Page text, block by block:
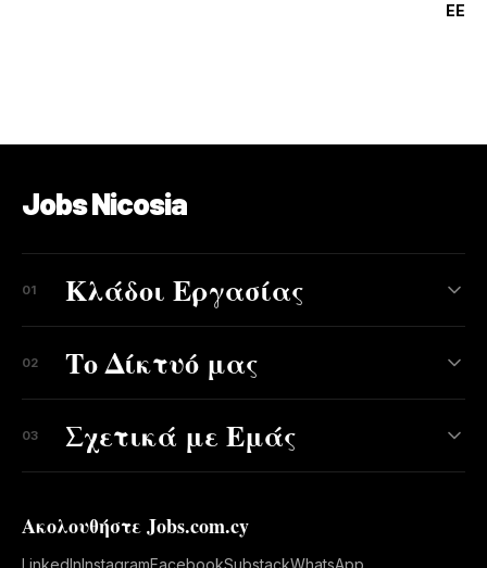
ΕΕ
Jobs Nicosia
01 Κλάδοι Εργασίας
02 Το Δίκτυό μας
03 Σχετικά με Εμάς
Ακολουθήστε Jobs.com.cy
LinkedInInstagramFacebookSubstackWhatsApp